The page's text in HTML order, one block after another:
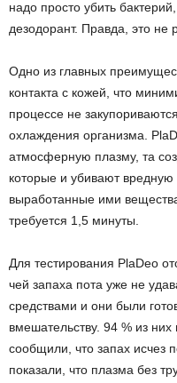
надо просто убить
дезодорант. Правда, это
Одно из главных
контакта с кожей, что
процессе не
охлаждения организма.
атмосферную плазму, та
которые и убивают
выработанные ими
требуется 1,5 минуты.
Для тестирования PlaDeo
чей запаха пота уже не
средствами и они были
вмешательству. 94 % из
сообщили, что запах исчез
показали, что плазма без